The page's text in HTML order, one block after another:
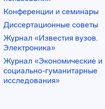
Конференции и семинары
Диссертационные советы
Журнал «Известия вузов.
Электроника»
Журнал «Экономические и
социально-гуманитарные
исследования»